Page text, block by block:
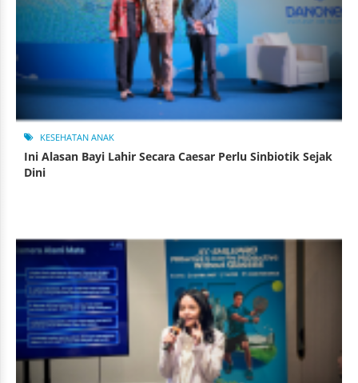
KESEHATAN ANAK
Ini Alasan Bayi Lahir Secara Caesar Perlu Sinbiotik Sejak
Dini